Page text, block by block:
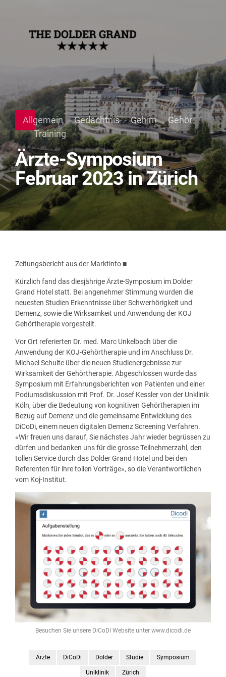
Allgemein Gedächtnis Gehirn
Gehör
Training
Ärzte-Symposium
Februar 2023 in Zürich
Zeitungsbericht aus der Marktinfo ■
Kürzlich fand das diesjährige Ärzte-Symposium im Dolder
Grand Hotel statt. Bei angenehmer Stimmung wurden die
neuesten Studien Erkenntnisse über Schwerhörigkeit und
Demenz, sowie die Wirksamkeit und Anwendung der KOJ
Gehörtherapie vorgestellt.
Vor Ort referierten Dr. med. Marc Unkelbach über die
Anwendung der KOJ-Gehörtherapie und im Anschluss Dr.
Michael Schulte über die neuen Studienergebnisse zur
Wirksamkeit der Gehörtherapie. Abgeschlossen wurde das
Symposium mit Erfahrungsberichten von Patienten und einer
Podiumsdiskussion mit Prof. Dr. Josef Kessler von der Unklinik
Köln, über die Bedeutung von kognitiven Gehörtherapien im
Bezug auf Demenz und die gemeinsame Entwicklung des
DiCoDi, einem neuen digitalen Demenz Screening Verfahren.
«Wir freuen uns darauf, Sie nächstes Jahr wieder begrüssen zu
dürfen und bedanken uns für die grosse Teilnehmerzahl, den
tollen Service durch das Dolder Grand Hotel und bei den
Referenten für ihre tollen Vorträge», so die Verantwortlichen
vom Koj-Institut.
Besuchen Sie unsere DiCoDI Website unter www.dicodi.de
Ärzte DiCoDi Dolder Studie Symposium
Uniklinik Zürich